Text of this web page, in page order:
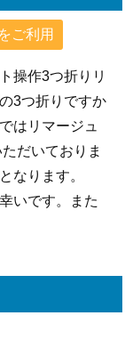
ご利用
操作3つ折りリ
3つ折りですか
はリマージュ
だいておりま
なります。
いです。また